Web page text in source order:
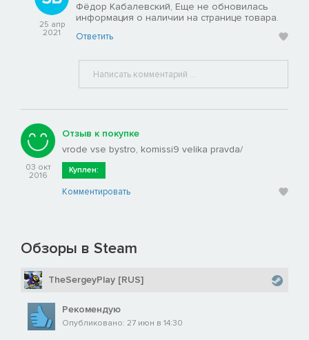
25 апр
2021
Фёдор Кабалевский, Еще не обновилась
информация о наличии на странице товара.
Ответить
03 окт
2016
Отзыв к покупке
vrode vse bystro, komissi9 velika pravda/
Куплен:
Комментировать
Обзоры в Steam
TheSergeyPlay [RUS]
Рекомендую
Опубликовано: 27 июн в 14:30